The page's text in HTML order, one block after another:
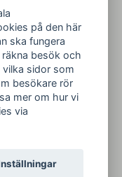
på den här
ska fungera
besök och
sidor som
besökare rör
mer om hur vi
via